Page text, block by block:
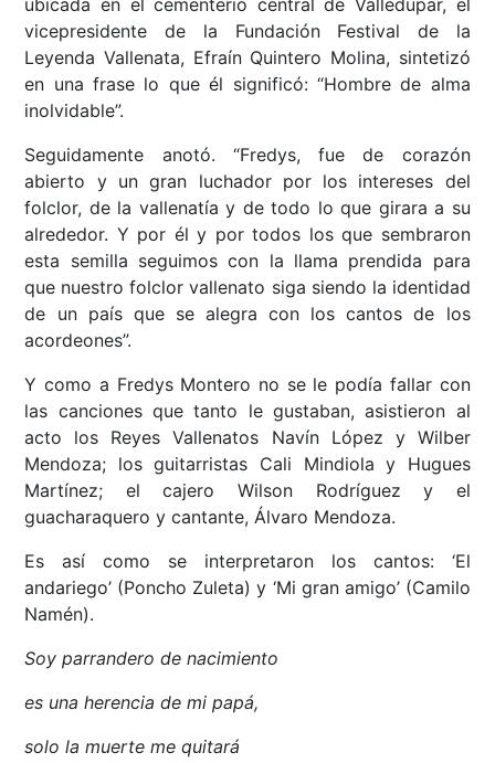
vicepresidente de la Fundación Festival de la
Leyenda Vallenata, Efraín Quintero Molina, sintetizó
en una frase lo que él significó: “Hombre de alma
inolvidable”.
Seguidamente anotó. “Fredys, fue de corazón
abierto y un gran luchador por los intereses del
folclor, de la vallenatía y de todo lo que girara a su
alrededor. Y por él y por todos los que sembraron
esta semilla seguimos con la llama prendida para
que nuestro folclor vallenato siga siendo la identidad
de un país que se alegra con los cantos de los
acordeones”.
Y como a Fredys Montero no se le podía fallar con
las canciones que tanto le gustaban, asistieron al
acto los Reyes Vallenatos Navín López y Wilber
Mendoza; los guitarristas Cali Mindiola y Hugues
Martínez; el cajero Wilson Rodríguez y el
guacharaquero y cantante, Álvaro Mendoza.
Es así como se interpretaron los cantos: ‘El
andariego’ (Poncho Zuleta) y ‘Mi gran amigo’ (Camilo
Namén).
Soy parrandero de nacimiento
es una herencia de mi papá,
solo la muerte me quitará